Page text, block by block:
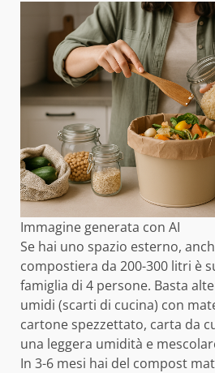
Immagine generata con AI
Se hai uno spazio esterno,
compostiera da 200-300 litri è
famiglia di 4 persone. Basta
umidi (scarti di cucina) con
cartone spezzettato, carta da
una leggera umidità e
In 3-6 mesi hai del compost